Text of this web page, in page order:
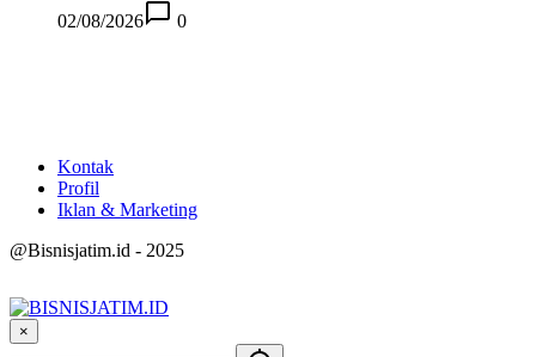
02/08/2026
0
Kontak
Profil
Iklan & Marketing
@Bisnisjatim.id - 2025
×